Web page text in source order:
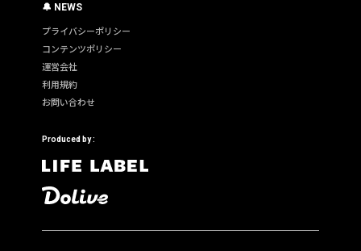
🔔 NEWS
プライバシーポリシー
コンテンツポリシー
運営会社
利用規約
お問い合わせ
Produced by :